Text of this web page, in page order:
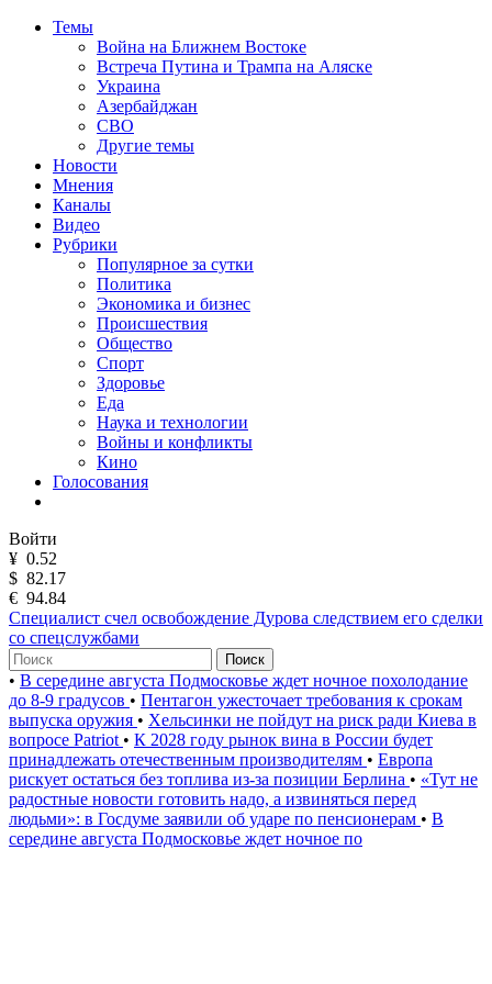
Темы
Война на Ближнем Востоке
Встреча Путина и Трампа на Аляске
Украина
Азербайджан
СВО
Другие темы
Новости
Мнения
Каналы
Видео
Рубрики
Популярное за сутки
Политика
Экономика и бизнес
Происшествия
Общество
Спорт
Здоровье
Еда
Наука и технологии
Войны и конфликты
Кино
Голосования
Войти
¥ 0.52
$ 82.17
€ 94.84
Специалист счел освобождение Дурова следствием его сделки
со спецслужбами
Поиск
• В середине августа Подмосковье ждет ночное похолодание
до 8-9 градусов • Пентагон ужесточает требования к срокам
выпуска оружия • Хельсинки не пойдут на риск ради Киева в
вопросе Patriot • К 2028 году рынок вина в России будет
принадлежать отечественным производителям • Европа
рискует остаться без топлива из-за позиции Берлина • «Тут не
радостные новости готовить надо, а извиняться перед
людьми»: в Госдуме заявили об ударе по пенсионерам • В
середине августа Подмосковье ждет ночное по